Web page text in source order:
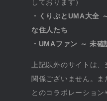
しております）
・くりぷとUMA大全
な住人たち
・UMAファン ～ 未確
上記以外のサイトは
関係ございません。ま
とのコラボレーション